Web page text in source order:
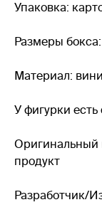
Упаковка:
Размеры бокса:
Материал:
У фигурки есть
Оригинальный
продукт
Разработчик/